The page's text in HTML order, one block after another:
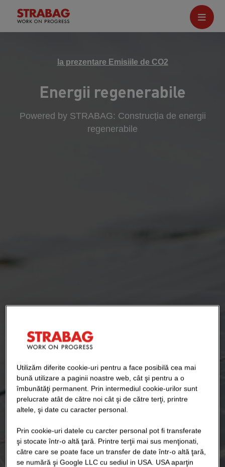
la prezentare Emisiile de CO2
Energii regenerabile
Powered by STRABAG: Construcția de energii
regenerabile
Utilizăm diferite cookie-uri pentru a face posibilă cea mai
bună utilizare a paginii noastre web, cât şi pentru a o
îmbunătăţi permanent. Prin intermediul cookie-urilor sunt
prelucrate atât de către noi cât şi de către terţi, printre
altele, şi date cu caracter personal.
Prin cookie-uri datele cu carcter personal pot fi transferate
şi stocate într-o altă ţară. Printre terţii mai sus menţionati,
către care se poate face un transfer de date într-o altă ţară,
se numără şi Google LLC cu sediul in USA. USA aparţin